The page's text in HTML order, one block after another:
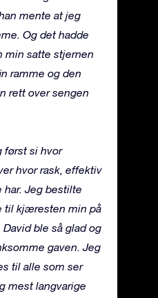
mente at jeg
Og det hadde
min satte stjernen
ramme og den
rett over sengen
først si hvor
hvor rask, effektiv
Jeg bestilte
til kjæresten min på
ble så glad og
gaven. Jeg
til alle som ser
mest langvarige